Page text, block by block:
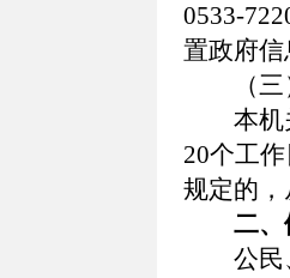
0533-
置政府
（三
本机关
20个工
规定的
二
公民、